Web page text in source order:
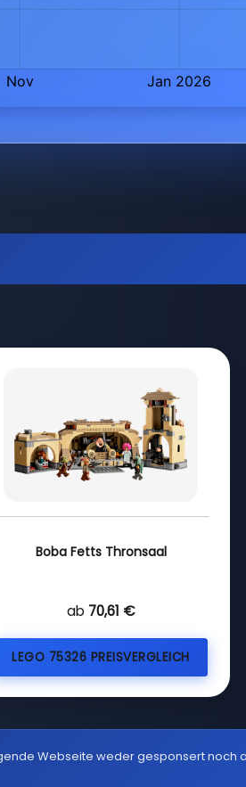
Boba Fetts Thronsaal
ab 70,61 €
LEGO 75326 PREISVERGLEICH
Webseite weder gesponsert noch